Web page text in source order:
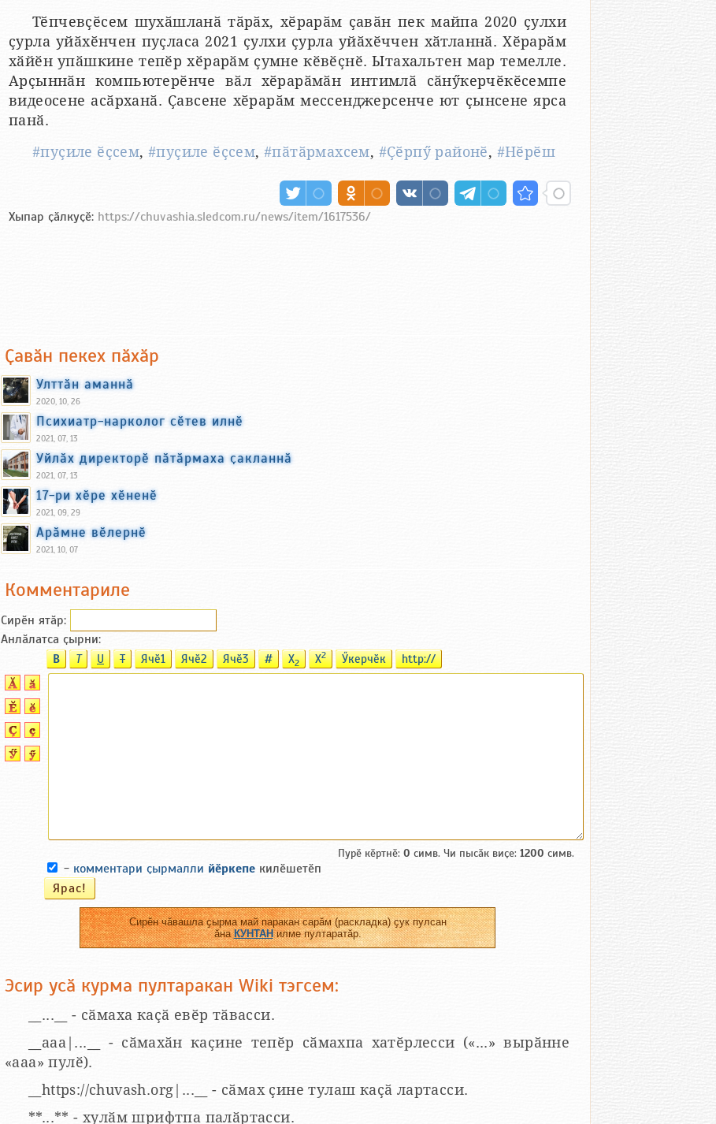
Тӗпчевҫӗсем шухӑшланӑ тӑрӑх, хӗрарӑм ҫавӑн пек майпа 2020 ҫулхи
ҫурла уйӑхӗнчен пуҫласа 2021 ҫулхи ҫурла уйӑхӗччен хӑтланнӑ. Хӗрарӑм
хӑйӗн упӑшкине тепӗр хӗрарӑм ҫумне кӗвӗҫнӗ. Ытахальтен мар темелле.
Арҫыннӑн компьютерӗнче вӑл хӗрарӑмӑн интимлӑ сӑнӳкерчӗкӗсемпе
видеосене асӑрханӑ. Ҫавсене хӗрарӑм мессенджерсенче ют ҫынсене ярса
панӑ.
#пуҫиле ӗҫсем,#пуҫиле ӗҫсем,#пӑтӑрмахсем, #Ҫӗрпӳ районӗ, #Нӗрӗш
Хыпар ҫӑлкуҫӗ: https://chuvashia.sledcom.ru/news/item/1617536/
Ҫавӑн пекех пӑхӑр
Улттӑн аманнӑ
2020, 10, 26
Психиатр-нарколог сӗтев илнӗ
2021, 07, 13
Уйлӑх директорӗ пӑтӑрмаха ҫакланнӑ
2021, 07, 13
17-ри хӗре хӗненӗ
2021, 09, 29
Арӑмне вӗлернӗ
2021, 10, 07
Комментариле
Сирӗн ятӑp:
Анлӑлатса ҫырни:
B T U T Ячӗ1 Ячӗ2 Ячӗ3 # X2 X2 Ӳкерчӗк http://
Пурӗ кӗртнӗ: 0 симв. Чи пысӑк виҫе: 1200 симв.
- комментари ҫырмалли йӗркепе килӗшетӗп
Сирӗн чӑвашла ҫырма май паракан сарӑм (раскладка) ҫук пулсан
ӑнаКУНТАНилме пултаратӑр.
Эсир усӑ курма пултаракан Wiki тэгсем:
__...__ - сӑмаха каҫӑ евӗр тӑвасси.
__aaa|...__ - сӑмахӑн каҫине тепӗр сӑмахпа хатӗрлесси («...» вырӑнне
«ааа» пулӗ).
__https://chuvash.org|...__ - сӑмах ҫине тулаш каҫӑ лартасси.
**...** - хулӑм шрифтпа палӑртасси.